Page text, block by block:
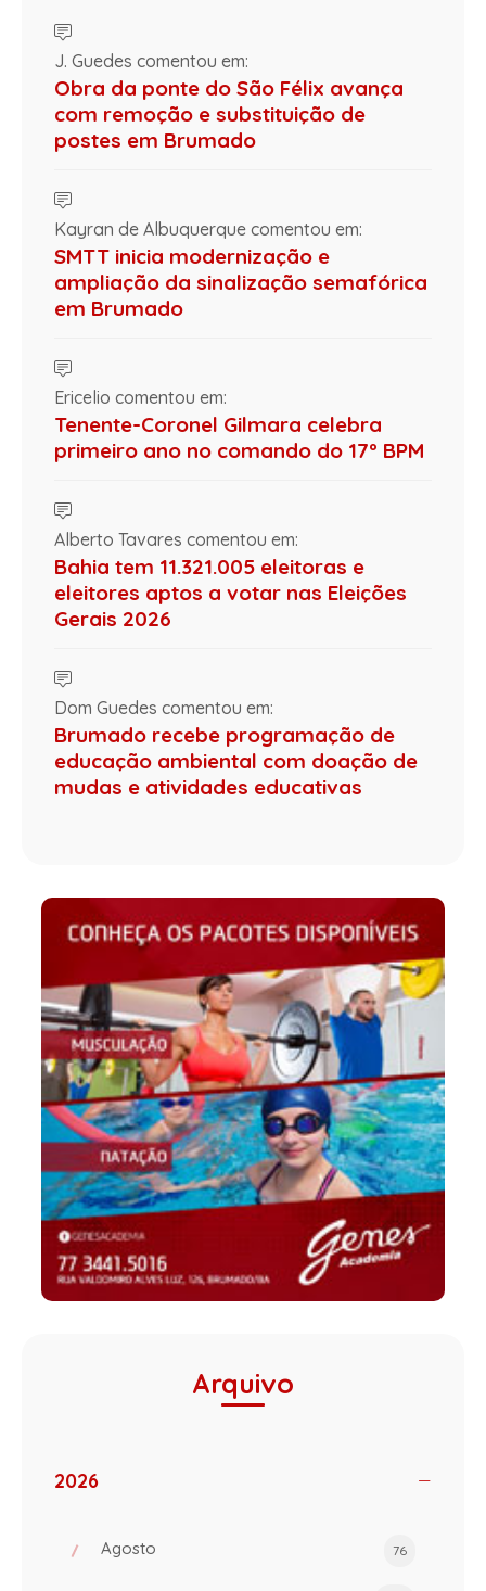
J. Guedes comentou em:
Obra da ponte do São Félix avança
com remoção e substituição de
postes em Brumado
Kayran de Albuquerque comentou em:
SMTT inicia modernização e
ampliação da sinalização semafórica
em Brumado
Ericelio comentou em:
Tenente-Coronel Gilmara celebra
primeiro ano no comando do 17º BPM
Alberto Tavares comentou em:
Bahia tem 11.321.005 eleitoras e
eleitores aptos a votar nas Eleições
Gerais 2026
Dom Guedes comentou em:
Brumado recebe programação de
educação ambiental com doação de
mudas e atividades educativas
Arquivo
2026
Agosto 76